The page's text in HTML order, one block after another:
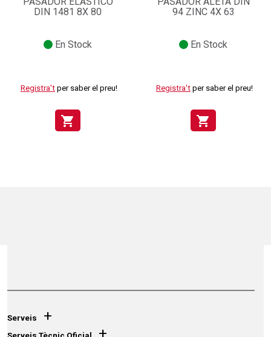
DIN 1481 8X 80
En Stock
Registra't per saber el preu!
shopping_cart
94 ZINC 4X 63
En Stock
Registra't per saber el preu!
shopping_cart
Serveis +
+